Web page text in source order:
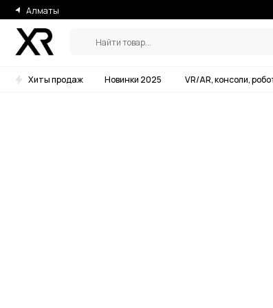
Алматы
Найти товар...